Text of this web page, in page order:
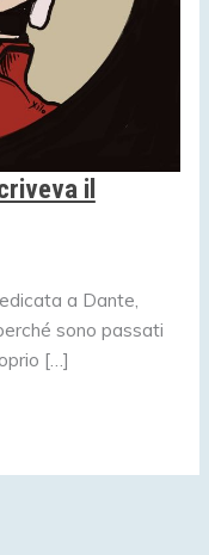
il
a Dante,
sono passati
[…]